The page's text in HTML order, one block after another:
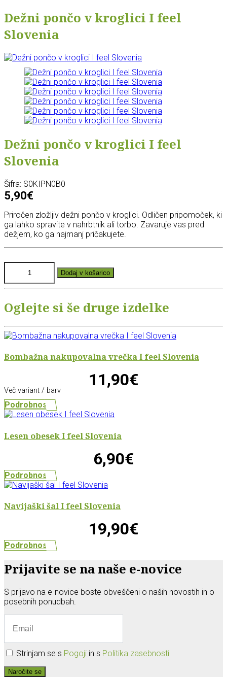
Dežni pončo v kroglici I feel
Slovenia
Dežni pončo v kroglici I feel
Slovenia
Šifra: S0KIPN0B0
5,90€
Priročen zložljiv dežni pončo v kroglici. Odličen pripomoček, ki
ga lahko spravite v nahrbtnik ali torbo. Zavaruje vas pred
dežjem, ko ga najmanj pričakujete.
Oglejte si še druge izdelke
Bombažna nakupovalna vrečka I feel Slovenia
11,90€
Več variant / barv
Podrobnosti
Lesen obesek I feel Slovenia
6,90€
Podrobnosti
Navijaški šal I feel Slovenia
19,90€
Podrobnosti
Prijavite se na naše e-novice
S prijavo na e-novice boste obveščeni o naših novostih in o
posebnih ponudbah.
Strinjam se s Pogoji in s Politika zasebnosti
Naročite se